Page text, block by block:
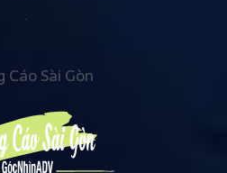
Cáo Sài Gòn